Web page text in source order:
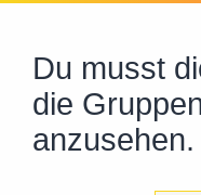
Du musst
die
anzusehen.